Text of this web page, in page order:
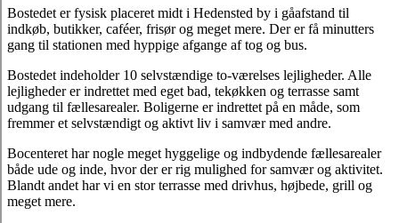
Bostedet er fysisk placeret midt i Hedensted by i gåafstand til
indkøb, butikker, caféer, frisør og meget mere. Der er få minutters
gang til stationen med hyppige afgange af tog og bus.
Bostedet indeholder 10 selvstændige to-værelses lejligheder. Alle
lejligheder er indrettet med eget bad, tekøkken og terrasse samt
udgang til fællesarealer. Boligerne er indrettet på en måde, som
fremmer et selvstændigt og aktivt liv i samvær med andre.
Bocenteret har nogle meget hyggelige og indbydende fællesarealer
både ude og inde, hvor der er rig mulighed for samvær og aktivitet.
Blandt andet har vi en stor terrasse med drivhus, højbede, grill og
meget mere.